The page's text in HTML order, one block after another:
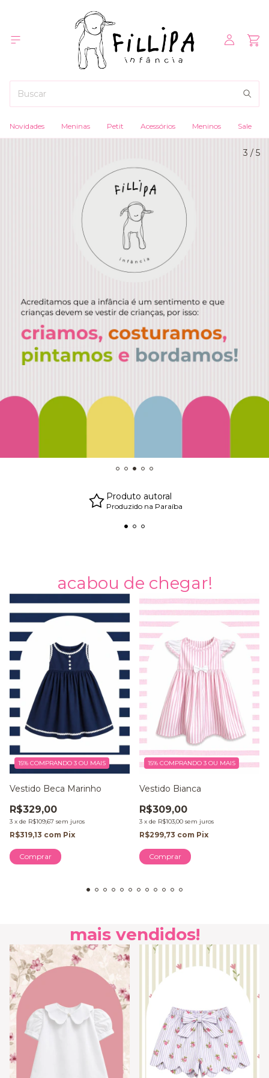
Novidades Meninas Petit Acessórios Meninos Sale
3 / 5
Produto autoral
Produzido na Paraíba
acabou de chegar!
15% COMPRANDO 3 OU MAIS
Vestido Beca Marinho
R$329,00
3 x de R$109,67 sem juros
R$319,13 com Pix
Comprar
15% COMPRANDO 3 OU MAIS
Vestido Bianca
R$309,00
3 x de R$103,00 sem juros
R$299,73 com Pix
Comprar
mais vendidos!